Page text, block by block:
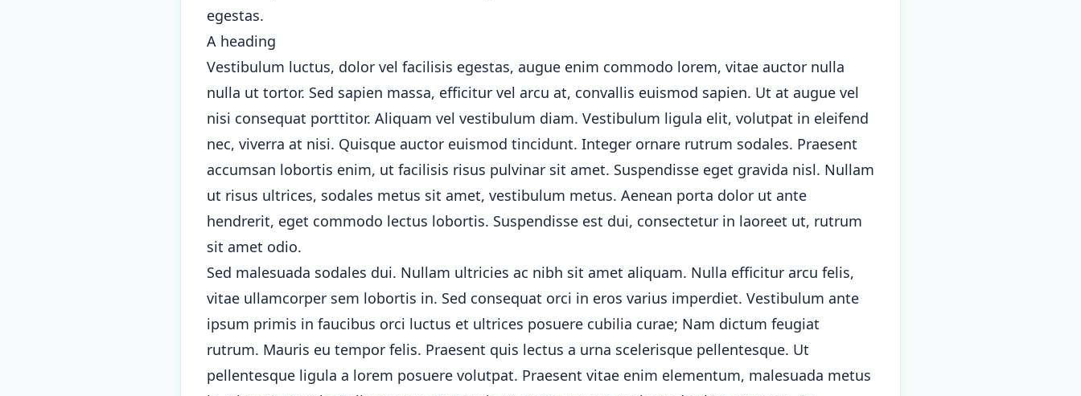
egestas.
A heading
Vestibulum luctus, dolor vel facilisis egestas, augue enim commodo lorem, vitae auctor nulla
nulla ut tortor. Sed sapien massa, efficitur vel arcu at, convallis euismod sapien. Ut at augue vel
nisi consequat porttitor. Aliquam vel vestibulum diam. Vestibulum ligula elit, volutpat in eleifend
nec, viverra at nisi. Quisque auctor euismod tincidunt. Integer ornare rutrum sodales. Praesent
accumsan lobortis enim, ut facilisis risus pulvinar sit amet. Suspendisse eget gravida nisl. Nullam
ut risus ultrices, sodales metus sit amet, vestibulum metus. Aenean porta dolor ut ante
hendrerit, eget commodo lectus lobortis. Suspendisse est dui, consectetur in laoreet ut, rutrum
sit amet odio.
Sed malesuada sodales dui. Nullam ultricies ac nibh sit amet aliquam. Nulla efficitur arcu felis,
vitae ullamcorper sem lobortis in. Sed consequat orci in eros varius imperdiet. Vestibulum ante
ipsum primis in faucibus orci luctus et ultrices posuere cubilia curae; Nam dictum feugiat
rutrum. Mauris eu tempor felis. Praesent quis lectus a urna scelerisque pellentesque. Ut
pellentesque ligula a lorem posuere volutpat. Praesent vitae enim elementum, malesuada metus